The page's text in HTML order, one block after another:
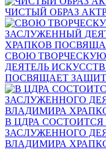
ЧИСТЫЙ ОБРАЗ
СВОЮ
ДЕЯТЕЛЬ
ПОСВЯЩАЕТ
В ЦДРА СОСТОИТСЯ
ЗАСЛУЖЕННОГО
ВЛАДИМИРА